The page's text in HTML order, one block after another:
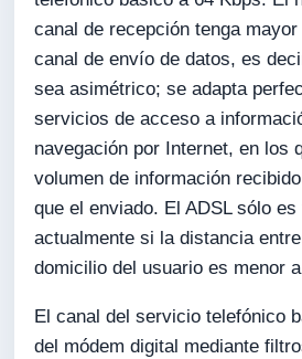
canal de recepción tenga
canal de envío de datos, es
sea asimétrico; se adapta
servicios de acceso a
navegación por Internet, en los
volumen de información
que el enviado. El ADSL sólo
actualmente si la distancia
domicilio del usuario es menor
El canal del servicio telefónico
del módem digital mediante